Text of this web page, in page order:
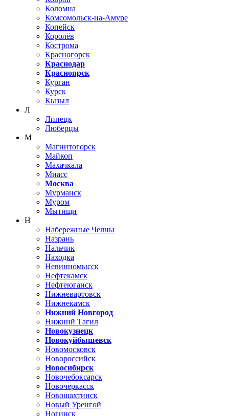
Коломна
Комсомольск-на-Амуре
Копейск
Королёв
Кострома
Красногорск
Краснодар
Красноярск
Курган
Курск
Кызыл
Л
Липецк
Люберцы
М
Магнитогорск
Майкоп
Махачкала
Миасс
Москва
Мурманск
Муром
Мытищи
Н
Набережные Челны
Назрань
Нальчик
Находка
Невинномысск
Нефтекамск
Нефтеюганск
Нижневартовск
Нижнекамск
Нижний Новгород
Нижний Тагил
Новокузнецк
Новокуйбышевск
Новомосковск
Новороссийск
Новосибирск
Новочебоксарск
Новочеркасск
Новошахтинск
Новый Уренгой
Ногинск